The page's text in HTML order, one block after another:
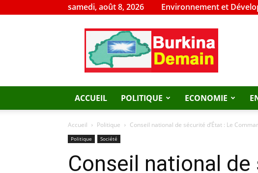
samedi, août 8, 2026 Environnement et
Burkina
Demain
ACCUEIL POLITIQUE ECONOMIE
Accueil Politique Conseil national de sécurité d’État : Le
Politique Société
Conseil national